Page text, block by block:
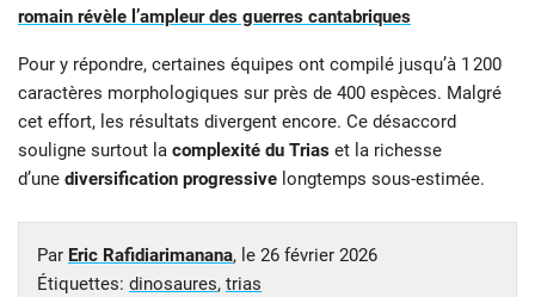
romain révèle l’ampleur des guerres cantabriques
Pour y répondre, certaines équipes ont compilé jusqu’à 1 200
caractères morphologiques sur près de 400 espèces. Malgré
cet effort, les résultats divergent encore. Ce désaccord
souligne surtout la complexité du Trias et la richesse
d’une diversification progressive longtemps sous-estimée.
Par Eric Rafidiarimanana, le 26 février 2026
Étiquettes: dinosaures, trias